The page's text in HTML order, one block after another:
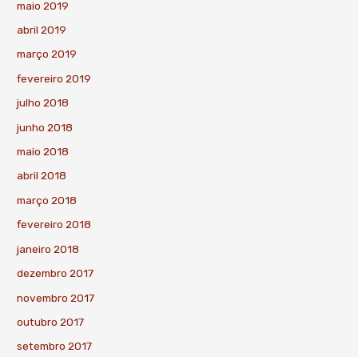
maio 2019
abril 2019
março 2019
fevereiro 2019
julho 2018
junho 2018
maio 2018
abril 2018
março 2018
fevereiro 2018
janeiro 2018
dezembro 2017
novembro 2017
outubro 2017
setembro 2017